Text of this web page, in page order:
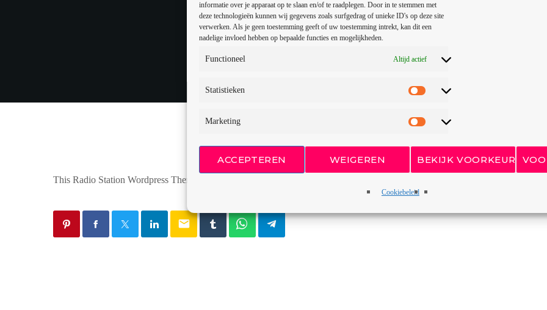
informatie over je apparaat op te slaan en/of te raadplegen. Door in te stemmen met
deze technologieën kunnen wij gegevens zoals surfgedrag of unieke ID's op deze site
verwerken. Als je geen toestemming geeft of uw toestemming intrekt, kan dit een
nadelige invloed hebben op bepaalde functies en mogelijkheden.
Functioneel Altijd actief
Statistieken
Marketing
ACCEPTEREN WEIGEREN BEKIJK VOORKEUREN
Cookiebeleid
today 20 — 06 9
This Radio Station Wordpress Theme allows you to create Podcasts can be used with Mixcloud,
email